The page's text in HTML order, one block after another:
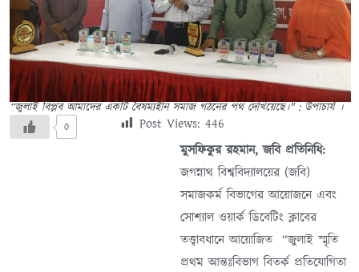
“জুলাই বিপ্লব আমাদের একটি বৈষম্যহীন সমাজ গঠনের পথ দেখিয়েছে।" : উপাচার্য ।
0 Post Views: 446
মুসফিকুর রহমান, জবি প্রতিনিধি:
জগন্নাথ বিশ্ববিদ্যালয়ের (জবি)
সমাজকর্ম বিভাগের আয়োজনে এবং
সোশ্যাল ওয়ার্ক ডিবেটিং ক্লাবের
তত্ত্বাবধানে আয়োজিত “জুলাই স্মৃতি
প্রথম আন্তঃবিভাগ বিতর্ক প্রতিযোগিতা